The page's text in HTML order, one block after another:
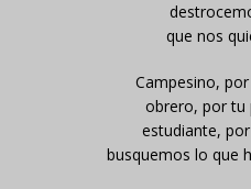
que nos
Campesino,
obrero, por tu
estudiante,
busquemos lo que